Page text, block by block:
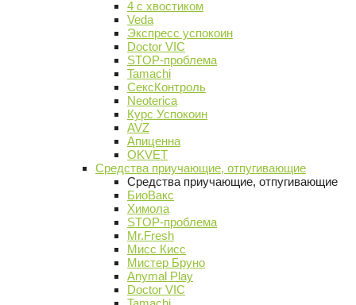
4 с хвостиком
Veda
Экспресс успокоин
Doctor VIC
STOP-проблема
Tamachi
СексКонтроль
Neoterica
Курс Успокоин
AVZ
Апиценна
OKVET
Средства приучающие, отпугивающие
Средства приучающие, отпугивающие
БиоВакс
Химола
STOP-проблема
Mr.Fresh
Мисс Кисс
Мистер Бруно
Anymal Play
Doctor VIC